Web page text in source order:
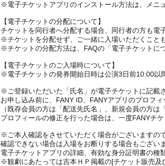
※電子チケットアプリのインストール方法は、メニ
【電子チケットの分配について】
チケットを同行者へ分配する場合、同行者の方も電
※チケットを分配せず、ご一緒に入場いただくこと
※チケットの分配方法は、FAQの「電子チケットに
【電子チケットのご入場時について】
※電子チケットの発券開始日時は公演3日前10:00以
※ご登録いただいた「氏名」が電子チケットに記載
お申し込み前に、FANY ID、FANYアプリのプロフ
（既存会員の方は「配送先氏名」、新規会員の方は
プロフィールの修正を行った場合は、一度FANYチ
※ご本人確認をさせていただく場合がございますの
確認できない場合は入場をお断りする場合もござい
電子チケットアプリの詳細、有効な身分証明書の種
※観劇にあたっては吉本ＨＰ掲載の[チケット販売及